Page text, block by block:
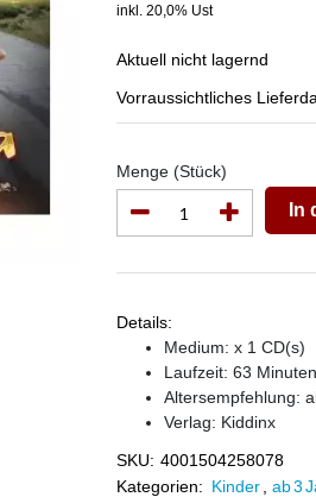
inkl. 20,0% Ust
Aktuell nicht lagernd
Vorraussichtliches
Menge (Stück)
In
Details:
Medium: x 1 CD(s)
Laufzeit: 63 Minuten
Altersempfehlung:
Verlag: Kiddinx
SKU: 4001504258078
Kategorien: Kinder ab 3